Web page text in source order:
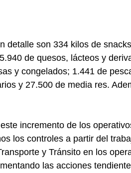
detalle son 334 kilos de
de quesos, lácteos y
y congelados; 1.441 de
y 27.500 de media res.
incremento de los
los controles a partir del
y Tránsito en los
las acciones